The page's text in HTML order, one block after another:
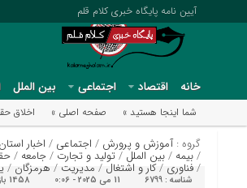
آیین نامه پایگاه خبری کلام قلم
خانه اقتصاد اجتماعی بین الملل
شما اینجا هستید »
صفحه اصلی » اخلاق
گروه :آموزش و پرورش / اجتماعی / اخبار
/بیمه /بین الملل /تولید و تجارت /جامعه /
/فناوری /کار و اشتغال / مدیریت / هرمزگان /
شناسه : 6799 11 می 2025 - 0:06 1458 بازدید